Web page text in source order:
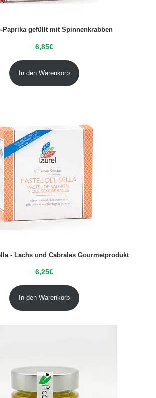
Paprika gefüllt mit Spinnenkrabben
6,85€
In den Warenkorb
- Lachs und Cabrales Gourmetprodukt
6,25€
In den Warenkorb